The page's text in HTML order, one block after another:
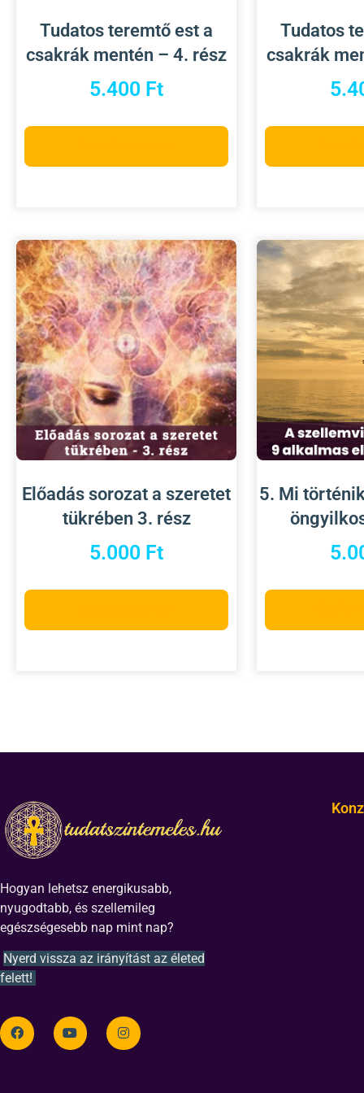
Tudatos teremtő est a
csakrák mentén – 4. rész
5.400 Ft
Tudatos
csakrák
Előadás sorozat a szeretet
tükrében 3. rész
5.000 Ft
5. Mi
Hogyan lehetsz energikusabb,
nyugodtabb, és szellemileg
egészségesebb nap mint nap?
Nyerd vissza az irányítást az életed
felett!